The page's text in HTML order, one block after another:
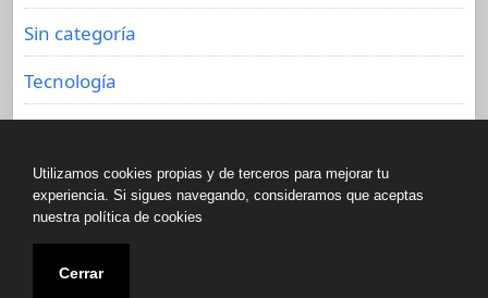
Sin categoría
Tecnología
Copyright © All rights reserved.
Utilizamos cookies propias y de terceros para mejorar tu
experiencia. Si sigues navegando, consideramos que aceptas
nuestra política de cookies
Cerrar